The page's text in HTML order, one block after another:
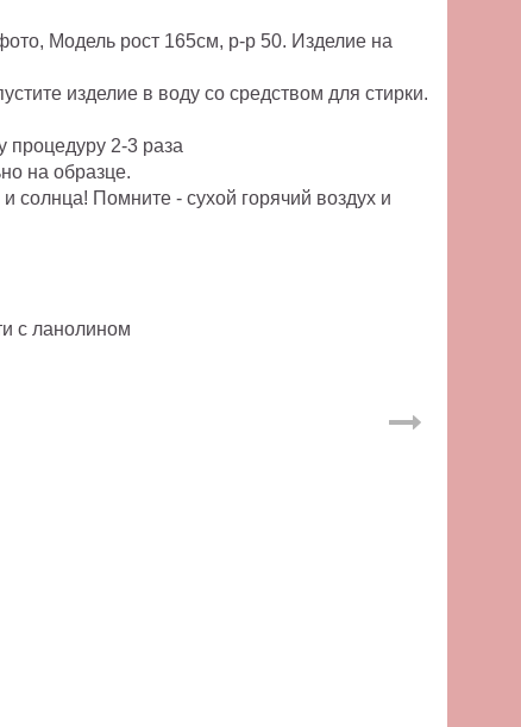
Модель рост 165см, р-р 50. Изделие на
изделие в воду со средством для стирки.
процедуру 2-3 раза
на образце.
солнца! Помните - сухой горячий воздух и
с ланолином